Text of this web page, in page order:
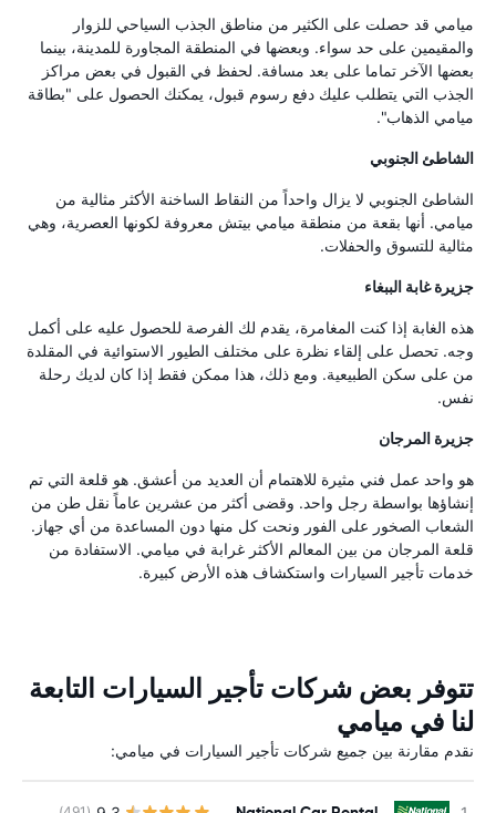
ميامي قد حصلت على الكثير من مناطق الجذب السياحي للزوار
والمقيمين على حد سواء. وبعضها في المنطقة المجاورة للمدينة، بينما
بعضها الآخر تماما على بعد مسافة. لحفظ في القبول في بعض مراكز
الجذب التي يتطلب عليك دفع رسوم قبول، يمكنك الحصول على "بطاقة
ميامي الذهاب".
الشاطئ الجنوبي
الشاطئ الجنوبي لا يزال واحداً من النقاط الساخنة الأكثر مثالية من
ميامي. أنها بقعة من منطقة ميامي بيتش معروفة لكونها العصرية، وهي
مثالية للتسوق والحفلات.
جزيرة غابة الببغاء
هذه الغابة إذا كنت المغامرة، يقدم لك الفرصة للحصول عليه على أكمل
وجه. تحصل على إلقاء نظرة على مختلف الطيور الاستوائية في المقلدة
من على سكن الطبيعية. ومع ذلك، هذا ممكن فقط إذا كان لديك رحلة
نفس.
جزيرة المرجان
هو واحد عمل فني مثيرة للاهتمام أن العديد من أعشق. هو قلعة التي تم
إنشاؤها بواسطة رجل واحد. وقضى أكثر من عشرين عاماً نقل طن من
الشعاب الصخور على الفور ونحت كل منها دون المساعدة من أي جهاز.
قلعة المرجان من بين المعالم الأكثر غرابة في ميامي. الاستفادة من
خدمات تأجير السيارات واستكشاف هذه الأرض كبيرة.
تتوفر بعض شركات تأجير السيارات التابعة
لنا في ميامي
نقدم مقارنة بين جميع شركات تأجير السيارات في ميامي: